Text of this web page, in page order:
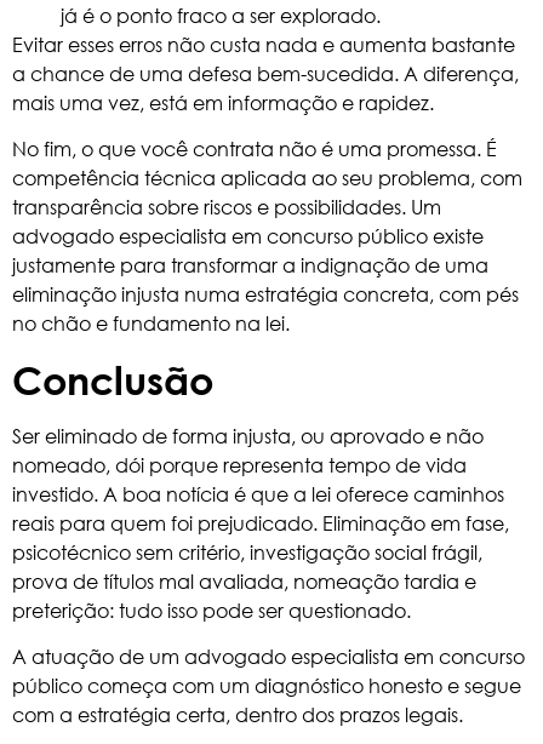
já é o ponto fraco a ser explorado.
Evitar esses erros não custa nada e aumenta bastante
a chance de uma defesa bem-sucedida. A diferença,
mais uma vez, está em informação e rapidez.
No fim, o que você contrata não é uma promessa. É
competência técnica aplicada ao seu problema, com
transparência sobre riscos e possibilidades. Um
advogado especialista em concurso público existe
justamente para transformar a indignação de uma
eliminação injusta numa estratégia concreta, com pés
no chão e fundamento na lei.
Conclusão
Ser eliminado de forma injusta, ou aprovado e não
nomeado, dói porque representa tempo de vida
investido. A boa notícia é que a lei oferece caminhos
reais para quem foi prejudicado. Eliminação em fase,
psicotécnico sem critério, investigação social frágil,
prova de títulos mal avaliada, nomeação tardia e
preterição: tudo isso pode ser questionado.
A atuação de um advogado especialista em concurso
público começa com um diagnóstico honesto e segue
com a estratégia certa, dentro dos prazos legais.